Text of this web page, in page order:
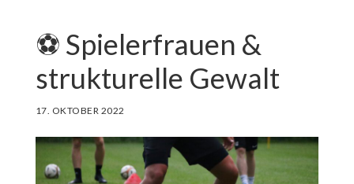
⚽️ Spielerfrauen &
strukturelle Gewalt
17. OKTOBER 2022